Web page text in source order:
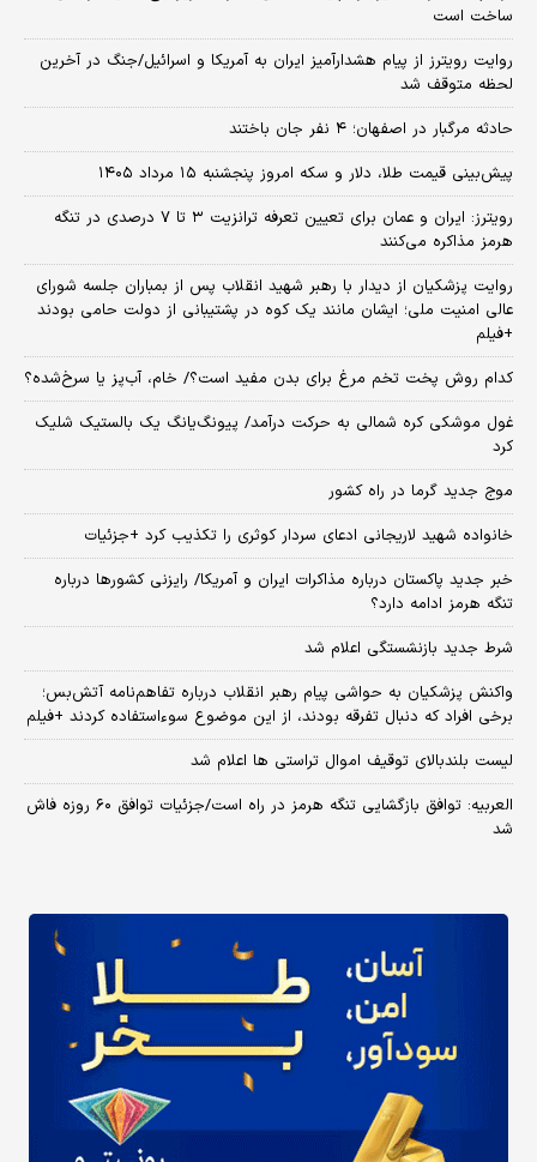
ساخت است
روایت رویترز از پیام هشدارآمیز ایران به آمریکا و اسرائیل/جنگ در آخرین
لحظه متوقف شد
حادثه مرگبار در اصفهان؛ ۴ نفر جان باختند
پیش‌بینی قیمت طلا، دلار و سکه امروز پنجشنبه ۱۵ مرداد ۱۴۰۵
رویترز: ایران و عمان برای تعیین تعرفه ترانزیت ۳ تا ۷ درصدی در تنگه
هرمز مذاکره می‌کنند
روایت پزشکیان از دیدار با رهبر شهید انقلاب پس از بمباران جلسه شورای
عالی امنیت ملی؛ ایشان مانند یک کوه در پشتیبانی از دولت حامی بودند
+فیلم
کدام روش پخت تخم مرغ برای بدن مفید است؟/ خام، آب‌پز یا سرخ‌شده؟
غول موشکی کره شمالی به حرکت درآمد/ پیونگ‌یانگ یک بالستیک شلیک
کرد
موج جدید گرما در راه کشور
خانواده شهید لاریجانی ادعای سردار کوثری را تکذیب کرد +جزئیات
خبر جدید پاکستان درباره مذاکرات ایران و آمریکا/ رایزنی کشورها درباره
تنگه هرمز ادامه دارد؟
شرط جدید بازنشستگی اعلام شد
واکنش پزشکیان به حواشی پیام رهبر انقلاب درباره تفاهم‌نامه آتش‌بس؛
برخی افراد که دنبال تفرقه بودند، از این موضوع سوءاستفاده کردند +فیلم
لیست بلندبالای توقیف اموال تراستی ها اعلام شد
العربیه: توافق بازگشایی تنگه هرمز در راه است/جزئیات توافق ۶۰ روزه فاش
شد